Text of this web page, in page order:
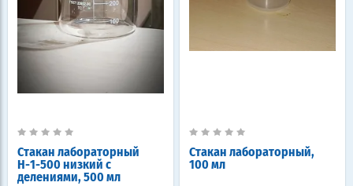
Стакан лабораторный
Н-1-500 низкий с
делениями, 500 мл
Стакан лабораторный,
100 мл